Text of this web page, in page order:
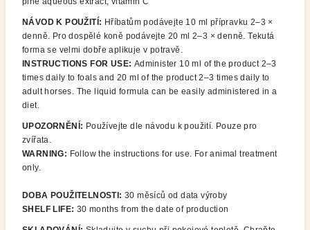
NÁVOD K POUŽITÍ: Hříbatům podávejte 10 ml přípravku 2–3 ×
denně. Pro dospělé koně podávejte 20 ml 2–3 × denně. Tekutá
forma se velmi dobře aplikuje v potravě.
INSTRUCTIONS FOR USE: Administer 10 ml of the product 2–3
times daily to foals and 20 ml of the product 2–3 times daily to
adult horses. The liquid formula can be easily administered in a
diet.
UPOZORNĚNÍ: Používejte dle návodu k použití. Pouze pro
zvířata.
WARNING: Follow the instructions for use. For animal treatment
only.
DOBA POUŽITELNOSTI: 30 měsíců od data výroby
SHELF LIFE: 30 months from the date of production